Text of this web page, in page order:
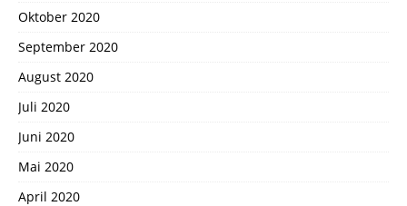
Oktober 2020
September 2020
August 2020
Juli 2020
Juni 2020
Mai 2020
April 2020